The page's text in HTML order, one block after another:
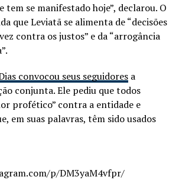
tem se manifestado hoje”, declarou. O
que Leviatã se alimenta de “decisões
contra os justos” e da “arrogância
convocou seus seguidoresa
conjunta. Ele pediu que todos
profético” contra a entidade e
em suas palavras, têm sido usados
p/DM3yaM4vfpr/